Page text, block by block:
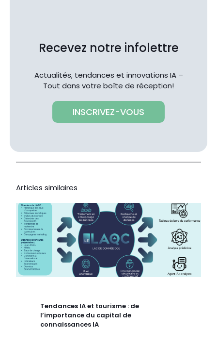
Recevez notre infolettre
Actualités, tendances et innovations IA –
Tout dans votre boîte de réception!
INSCRIVEZ-VOUS
Articles similaires
Tendances IA et tourisme : de
l’importance du capital de
connaissances IA